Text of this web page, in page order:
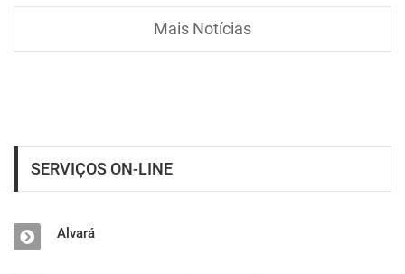
Mais Notícias
SERVIÇOS ON-LINE
Alvará